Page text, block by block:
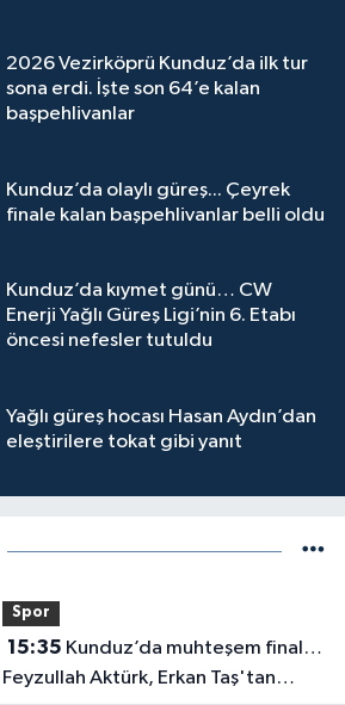
2026 Vezirköprü Kunduz’da ilk tur
sona erdi. İşte son 64’e kalan
başpehlivanlar
Kunduz’da olaylı güreş... Çeyrek
finale kalan başpehlivanlar belli oldu
Kunduz’da kıymet günü… CW
Enerji Yağlı Güreş Ligi’nin 6. Etabı
öncesi nefesler tutuldu
Yağlı güreş hocası Hasan Aydın’dan
eleştirilere tokat gibi yanıt
Spor
15:35
Feyzullah Aktürk, Erkan Taş'tan